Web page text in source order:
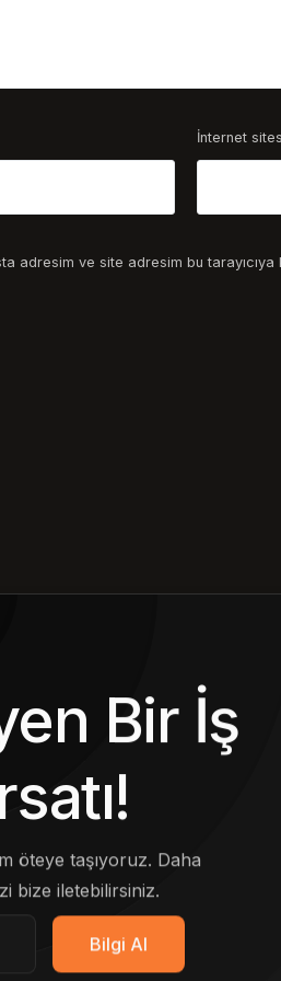
İnternet
adresim ve site adresim bu tarayıcıya
Bir İş
öteye taşıyoruz. Daha
bize iletebilirsiniz.
Bilgi Al